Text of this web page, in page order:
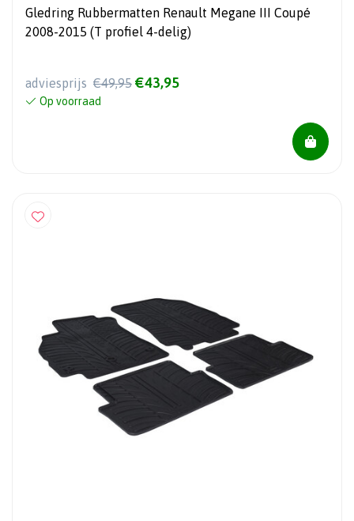
Gledring Rubbermatten Renault Megane III Coupé
2008-2015 (T profiel 4-delig)
adviesprijs €49,95 €43,95
Op voorraad